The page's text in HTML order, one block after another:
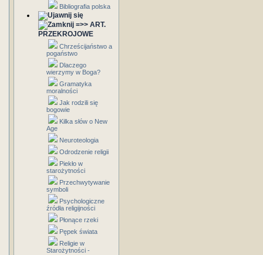
Bibliografia polska
=>> ART.
PRZEKROJOWE
Chrześcijaństwo a
pogaństwo
Dlaczego
wierzymy w Boga?
Gramatyka
moralności
Jak rodzili się
bogowie
Kilka słów o New
Age
Neuroteologia
Odrodzenie religii
Piekło w
starożytności
Przechwytywanie
symboli
Psychologiczne
źródła religijności
Płonące rzeki
Pępek świata
Religie w
Starożytności -